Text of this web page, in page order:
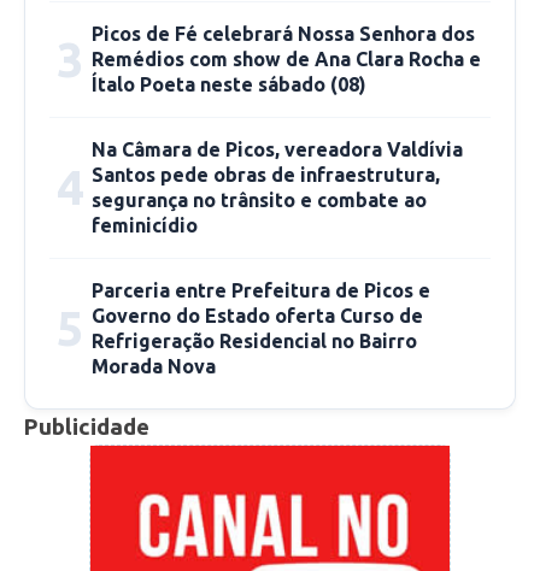
pessoa tranquila, é da casa do prefeito, eles
têm um entendimento mais fácil, as discussões
serão mais fáceis, certamente as informações
ele possa fazer a defesa ou posso ter
entendimento com os demais vereadores”
disse Chaguinha.
Fonte: ascom
3 Picos de Fé celebrará Nossa Senhora dos
Remédios com show de Ana Clara Rocha e
Ítalo Poeta neste sábado (08)
4
Na Câmara de Picos, vereadora Valdívia
Santos pede obras de infraestrutura,
segurança no trânsito e combate ao
feminicídio
5
Parceria entre Prefeitura de Picos e
Governo do Estado oferta Curso de
Refrigeração Residencial no Bairro
Morada Nova
Publicidade